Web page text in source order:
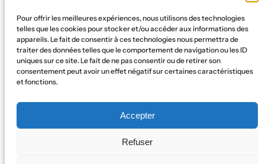
Pour offrir les meilleures expériences, nous utilisons des technologies
telles que les cookies pour stocker et/ou accéder aux informations des
appareils. Le fait de consentir à ces technologies nous permettra de
traiter des données telles que le comportement de navigation ou les ID
uniques sur ce site. Le fait de ne pas consentir ou de retirer son
consentement peut avoir un effet négatif sur certaines caractéristiques
et fonctions.
Accepter
Refuser
© Imago records production
SUPPORT
ArtistesConcertsLabelProductionBoutiqueLa Ruche
ContactQui sommes-nous?
SOCIAL
Instagram
WhatsApp
Facebook
YouTube